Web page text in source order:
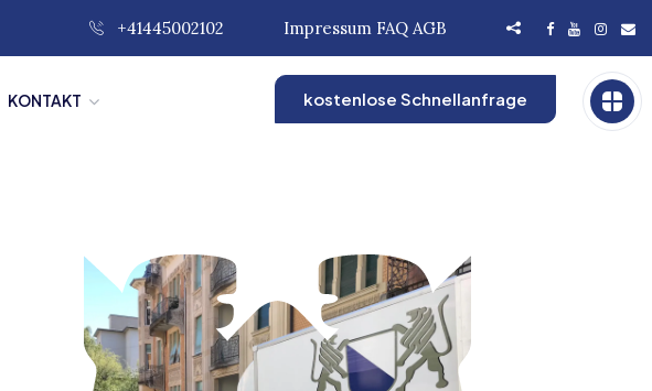
+41445002102 Impressum FAQ AGB
KONTAKT kostenlose Schnellanfrage